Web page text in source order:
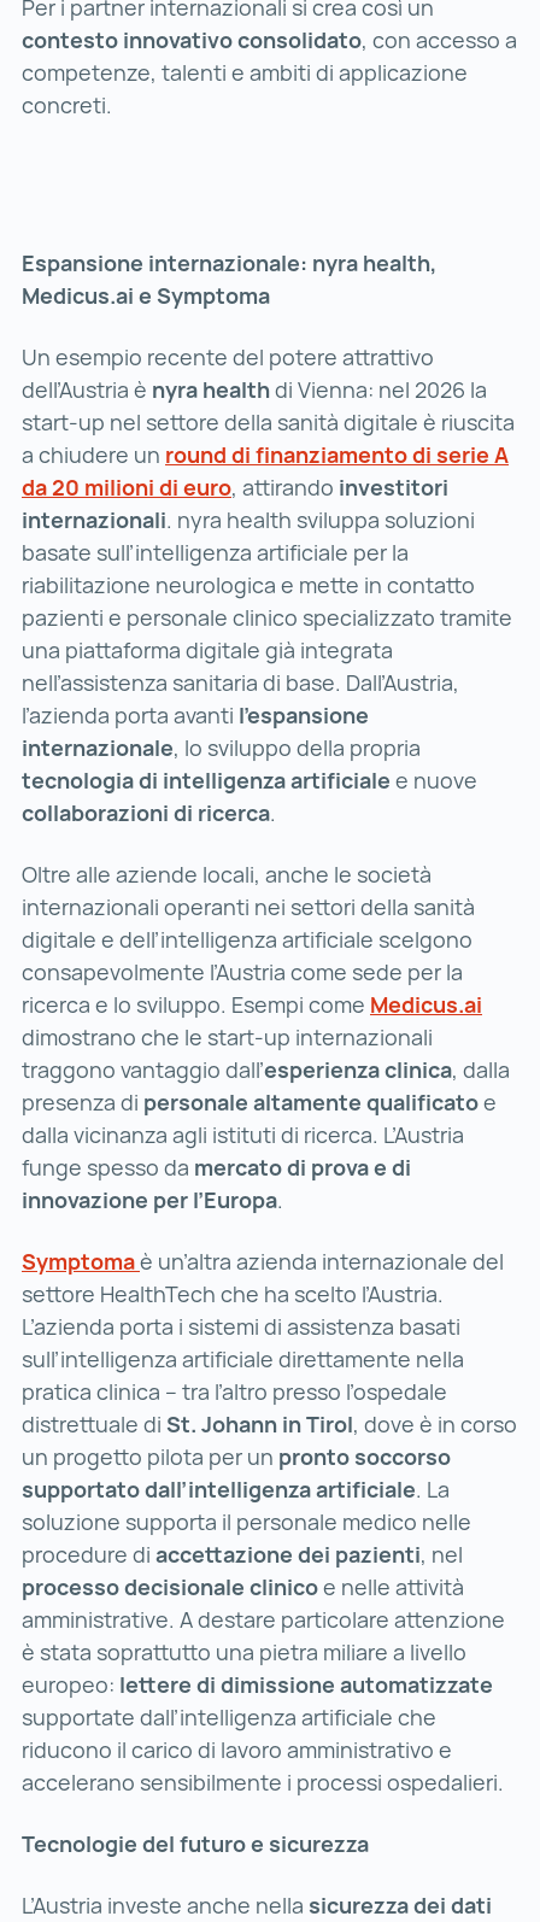
Per i partner internazionali si crea così un
contesto innovativo consolidato, con accesso a
competenze, talenti e ambiti di applicazione
concreti.
Espansione internazionale: nyra health,
Medicus.ai e Symptoma
Un esempio recente del potere attrattivo
dell’Austria è nyra healthdi Vienna: nel 2026 la
start-up nel settore della sanità digitale è riuscita
a chiudere un round di finanziamento di serie A
da 20 milioni di euroround di finanziamento di
, attirando investitori
internazionali. nyra health sviluppa soluzioni
basate sull’intelligenza artificiale per la
riabilitazione neurologica e mette in contatto
pazienti e personale clinico specializzato tramite
una piattaforma digitale già integrata
nell’assistenza sanitaria di base. Dall’Austria,
l’azienda porta avanti l’espansione
internazionale, lo sviluppo della propria
tecnologia di intelligenza artificiale e nuove
collaborazioni di ricerca.
Oltre alle aziende locali, anche le società
internazionali operanti nei settori della sanità
digitale e dell’intelligenza artificiale scelgono
consapevolmente l’Austria come sede per la
ricerca e lo sviluppo. Esempi come Medicus.ai
dimostrano che le start-up internazionali
traggono vantaggio dall’esperienza clinica, dalla
presenza di personale altamente qualificatoe
dalla vicinanza agli istituti di ricerca. L’Austria
funge spesso da mercato di prova e di
innovazione per l’Europa.
SymptomaSymptoma ()
è un’altra azienda internazionale del
settore HealthTech che ha scelto l’Austria.
L’azienda porta i sistemi di assistenza basati
sull’intelligenza artificiale direttamente nella
pratica clinica – tra l’altro presso l’ospedale
distrettuale di St. Johann in Tirol, dove è in corso
un progetto pilota per un pronto soccorso
supportato dall’intelligenza artificiale. La
soluzione supporta il personale medico nelle
procedure di accettazione dei pazienti, nel
processo decisionale clinicoe nelle attività
amministrative. A destare particolare attenzione
è stata soprattutto una pietra miliare a livello
europeo: lettere di dimissione automatizzate
supportate dall’intelligenza artificiale che
riducono il carico di lavoro amministrativo e
accelerano sensibilmente i processi ospedalieri.
Tecnologie del futuro e sicurezza
L’Austria investe anche nella sicurezza dei dati